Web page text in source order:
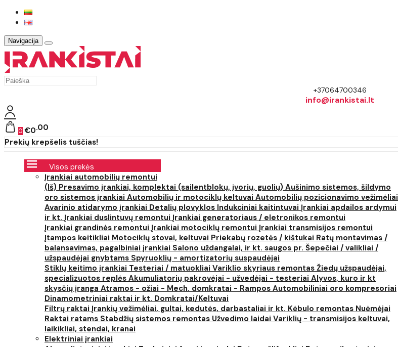
Navigacija
+37064700346
info@irankistai.lt
0 €0 00
Prekių krepšelis tuščias!
Visos prekės
Įrankiai automobilių remontui
(Iš) Presavimo įrankiai, komplektai (sailentblokų, įvorių, guolių) Aušinimo sistemos, šildymo
oro sistemos įrankiai Automobilių ir motociklų keltuvai Automobilių pozicionavimo vežimėliai
Avarinio atidarymo įrankiai Detalių plovyklos Indukciniai kaitintuvai Įrankiai apdailos ardymui
ir kt. Įrankiai duslintuvų remontui Įrankiai generatoriaus / eletronikos remontui
Įrankiai grandinės remontui Įrankiai motociklų remontui Įrankiai transmisijos remontui
Įtampos keitikliai Motociklų stovai, keltuvai Priekabų rozetės / kištukai Ratų montavimas /
balansavimas, pagalbiniai įrankiai Salono uždangalai, ir kt. saugos pr. Šepečiai / valikliai /
užspaudėjai gnybtams Spyruoklių - amortizatorių suspaudėjai
Stiklų keitimo įrankiai Testeriai / matuokliai Variklio skyriaus remontas Žiedų užspaudėjai,
specializuotos replės Akumuliatorių pakrovėjai - užvedėjai - testeriai Alyvos, kuro ir kt
skysčių įranga Atramos - ožiai - Mech. domkratai - Rampos Automobiliniai oro kompresoriai
Dinamometriniai raktai ir kt. Domkratai/Keltuvai
Filtrų raktai Įrankių vežimėliai, gultai, kedutės, darbastaliai ir kt. Kėbulo remontas Nuėmėjai
Raktai ratams Stabdžių sistemos remontas Užvedimo laidai Variklių - transmisijos keltuvai,
laikikliai, stendai, kranai
Elektriniai įrankiai